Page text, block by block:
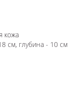
кожа
см, глубина - 10 см